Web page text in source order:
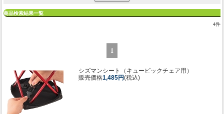
商品検索結果一覧
4件
1
シズマンシート（キュービックチェア用）
販売価格1,485円(税込)